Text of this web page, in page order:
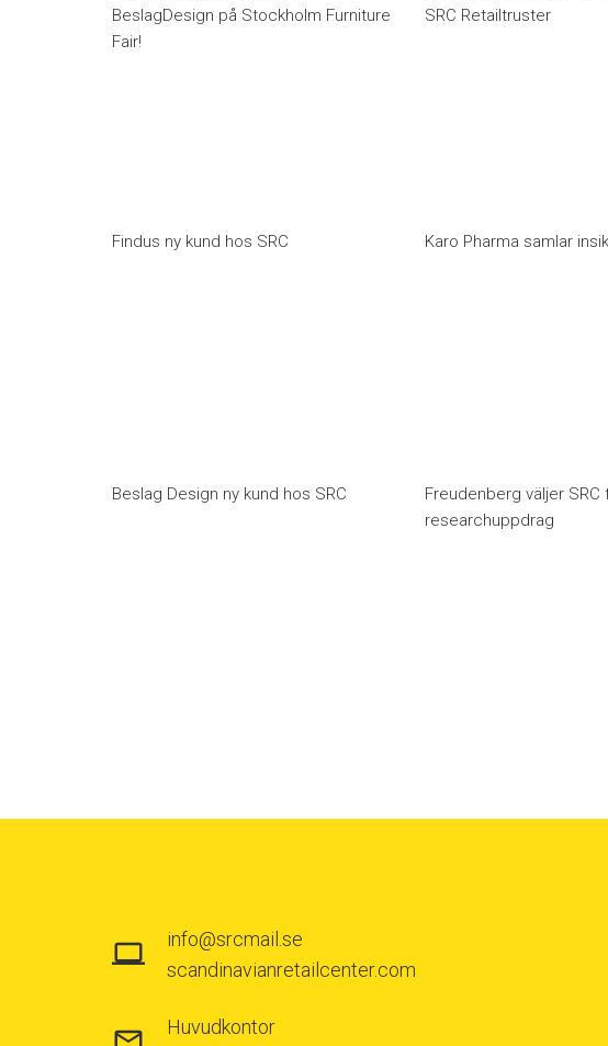
BeslagDesign på Stockholm Furniture
Fair!
SRC Retailtruster
Findus ny kund hos SRC Karo Pharma samlar
Beslag Design ny kund hos SRC
Freudenberg väljer SRC
researchuppdrag
info@srcmail.se
scandinavianretailcenter.com
Huvudkontor